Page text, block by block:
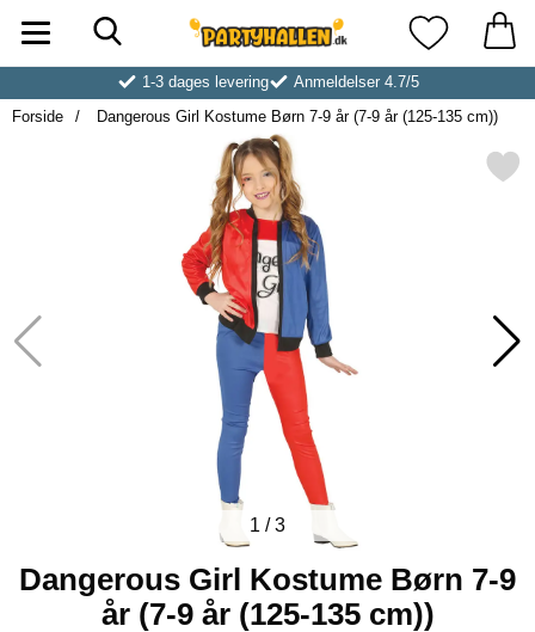
Startside for Partyhallen AB Mine
1-3 dages levering
Anmeldelser 4.7/5
Forside
Dangerous Girl Kostume Børn 7-9 år (7-9 år (125-135 cm))
Markér dangerous Girl Kostume Børn 7-9
1 /3
Dangerous Girl Kostume Børn 7-9
år (7-9 år (125-135 cm))